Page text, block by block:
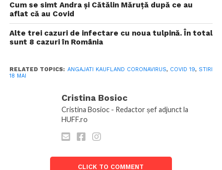
Cum se simt Andra și Cătălin Măruță după ce au
aflat că au Covid
Alte trei cazuri de infectare cu noua tulpină. În total
sunt 8 cazuri în România
RELATED TOPICS: ANGAJATI KAUFLAND CORONAVIRUS, COVID 19, STIRI
18 MAI
Cristina Bosioc
Cristina Bosioc - Redactor șef adjunct la
HUFF.ro
CLICK TO COMMENT